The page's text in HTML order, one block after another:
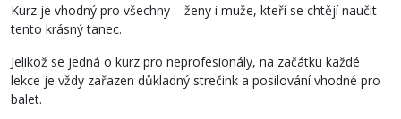
Kurz je vhodný pro všechny – ženy i muže, kteří se chtějí naučit
tento krásný tanec.
Jelikož se jedná o kurz pro neprofesionály, na začátku každé
lekce je vždy zařazen důkladný strečink a posilování vhodné pro
balet.